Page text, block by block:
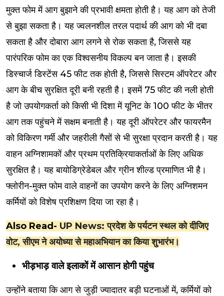
मुक्त फोम में आग बुझाने की प्रभावी क्षमता होती है। यह आग को तेजी
से बुझा सकता है। यह ज्वलनशील तरल पदार्थ की आग को भी दबा
सकता है और दोबारा आग लगने से रोक सकता है, जिससे यह
पारंपरिक फोम का एक विश्वसनीय विकल्प बन जाता है। इसकी
डिस्चार्ज डिस्टेंस 45 फीट तक होती है, जिससे सिस्टम ऑपरेटर और
आग के बीच सुरक्षित दूरी बनी रहती है। इसमें 75 फीट की नली होती
है जो उपयोगकर्ता को किसी भी दिशा में यूनिट के 100 फीट के भीतर
आग तक पहुंचने में सक्षम बनाती है। यह दूरी ऑपरेटर और फायरमैन
को विकिरण गर्मी और जहरीली गैसों से भी सुरक्षा प्रदान करती है। यह
वाहन अग्निशामकों और प्रथम प्रतिक्रियाकर्ताओं के लिए अधिक
सुरक्षित है। यह बायोडिग्रेडेबल और ग्रीन शील्ड प्रमाणित भी है।
फ्लोरीन-मुक्त फोम वाले वाहनों का उपयोग करने के लिए अग्निशमन
कर्मियों को विशेष प्रशिक्षण दिया जा रहा है।
Also Read- UP News: प्रदेश के पर्यटन स्थल को दीजिए
वोट, सीएम ने अयोध्या से महाअभियान का किया शुभारंभ।
भीड़भाड़ वाले इलाकों में आसान होगी पहुंच
उन्होंने बताया कि आग से जुड़ी ज्यादातर बड़ी घटनाओं में, कर्मियों को